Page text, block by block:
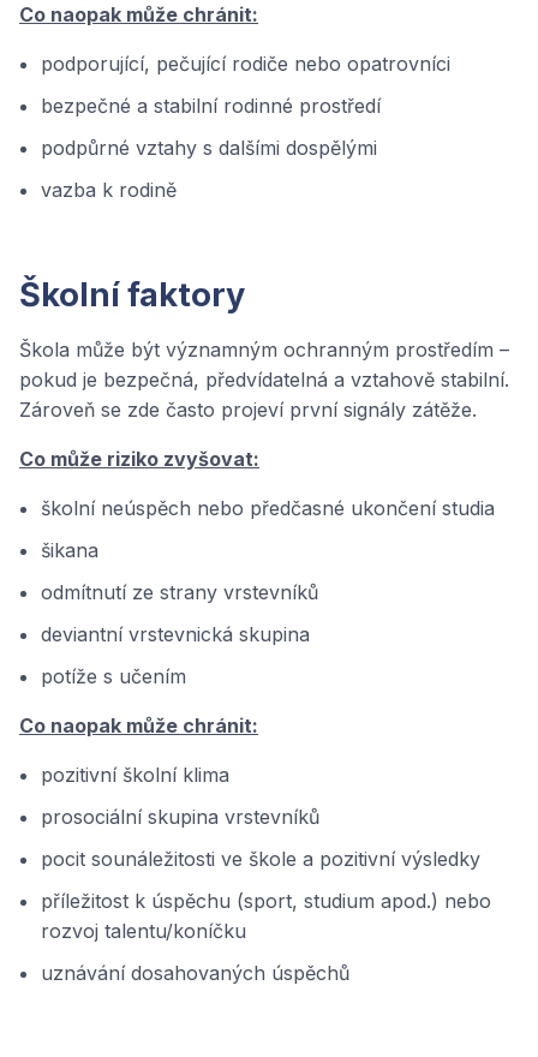
Co naopak může chránit:
podporující, pečující rodiče nebo opatrovníci
bezpečné a stabilní rodinné prostředí
podpůrné vztahy s dalšími dospělými
vazba k rodině
Školní faktory
Škola může být významným ochranným prostředím –
pokud je bezpečná, předvídatelná a vztahově stabilní.
Zároveň se zde často projeví první signály zátěže.
Co může riziko zvyšovat:
školní neúspěch nebo předčasné ukončení studia
šikana
odmítnutí ze strany vrstevníků
deviantní vrstevnická skupina
potíže s učením
Co naopak může chránit:
pozitivní školní klima
prosociální skupina vrstevníků
pocit sounáležitosti ve škole a pozitivní výsledky
příležitost k úspěchu (sport, studium apod.) nebo
rozvoj talentu/koníčku
uznávání dosahovaných úspěchů